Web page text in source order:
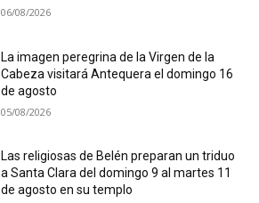
06/08/2026
La imagen peregrina de la Virgen de la
Cabeza visitará Antequera el domingo 16
de agosto
05/08/2026
Las religiosas de Belén preparan un triduo
a Santa Clara del domingo 9 al martes 11
de agosto en su templo